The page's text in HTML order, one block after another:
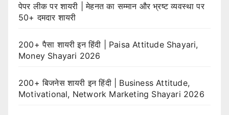
पेपर लीक पर शायरी | मेहनत का सम्मान और भ्रष्ट व्यवस्था पर
50+ दमदार शायरी
200+ पैसा शायरी इन हिंदी | Paisa Attitude Shayari,
Money Shayari 2026
200+ बिजनेस शायरी इन हिंदी | Business Attitude,
Motivational, Network Marketing Shayari 2026